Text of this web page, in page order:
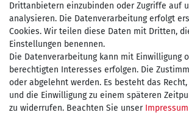
Zahlen Sie bequem per
Wir versenden mit
kostenfreie Lieferung
Drittanbietern einzubinden oder Zugriffe auf
analysieren. Die Datenverarbeitung erfolgt
Cookies. Wir teilen diese Daten mit Dritten,
Einstellungen benennen.
Die Datenverarbeitung kann mit Einwilligung
berechtigten Interesses erfolgen. Die
oder abgelehnt werden. Es besteht das
und die Einwilligung zu einem späteren
zu widerrufen. Beachten Sie unser Impressum